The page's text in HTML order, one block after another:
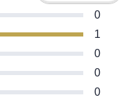
0
1
0
0
0